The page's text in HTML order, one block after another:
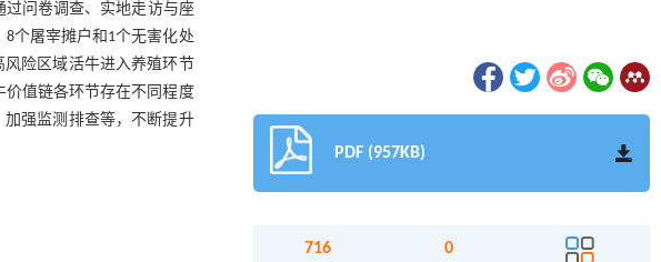
过问卷调查、实地走访与座
个屠宰摊户和1个无害化处
险区域活牛进入养殖环节
值链各环节存在不同程度
强监测排查等，不断提升
PDF (957KB)
716 0